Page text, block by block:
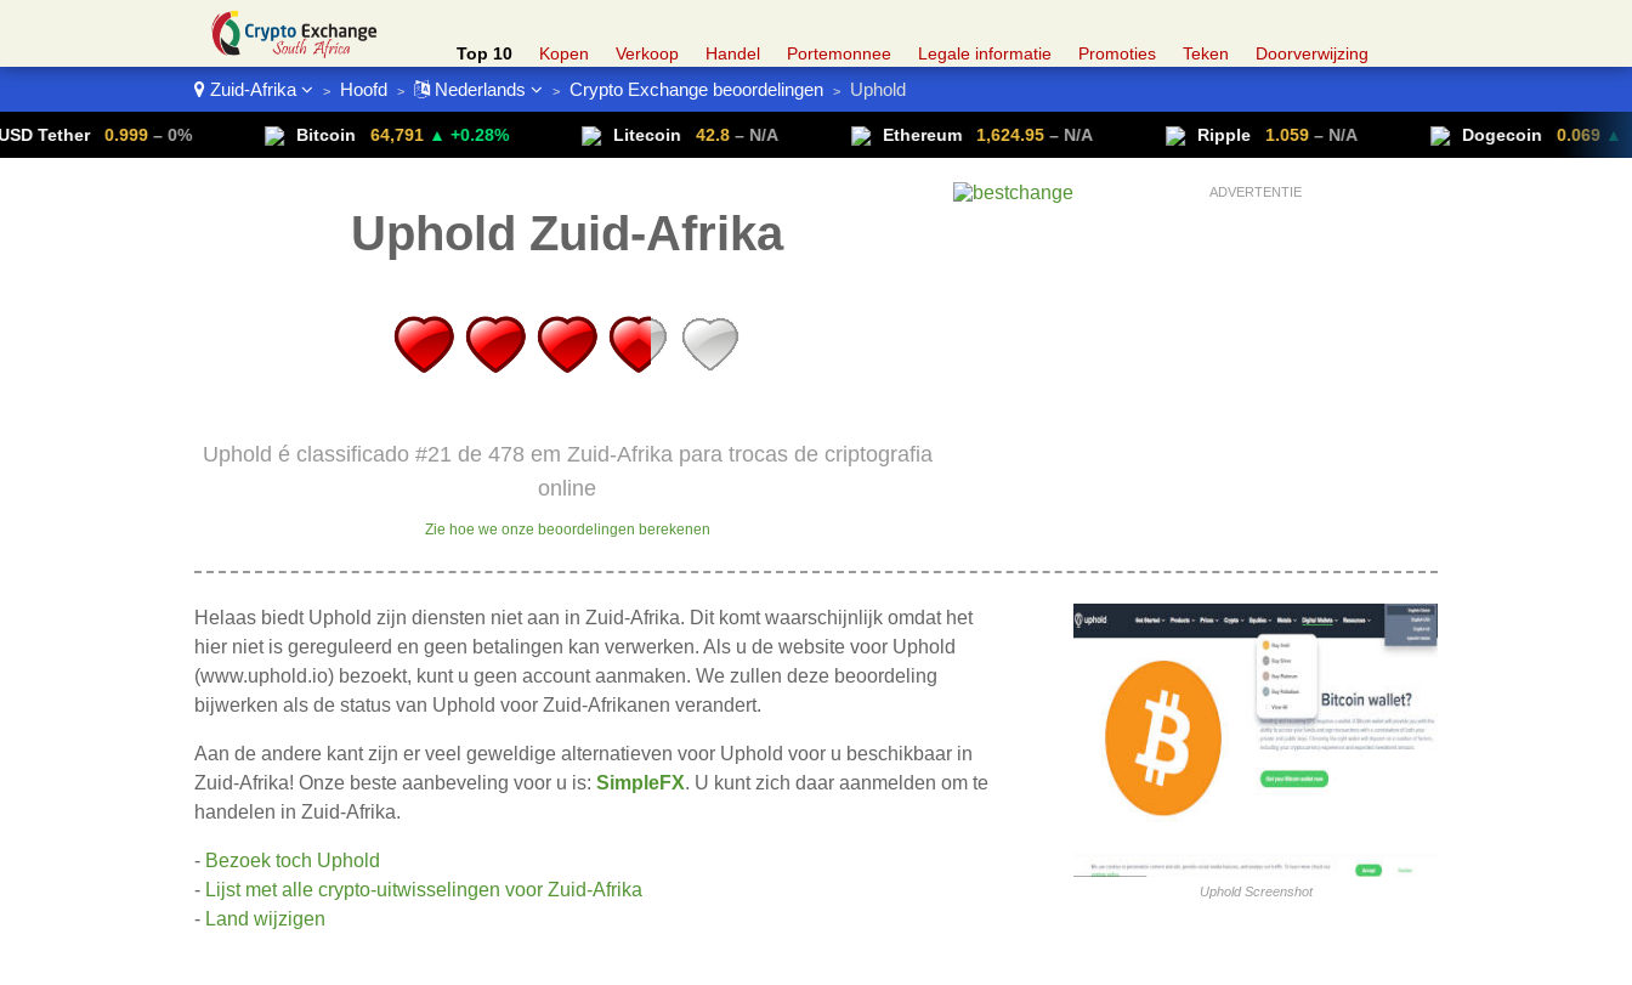
Top 10 Kopen Verkoop Handel Portemonnee Legale informatie Promoties Teken Doorverwijzing
Crypto-lijst Krijg VPN
Zuid-Afrika > Hoofd > Nederlands > Crypto Exchange beoordelingen > Uphold
0.999 – 0% Bitcoin 64,791 ▲ +0.28% Litecoin 42.8 – N/A Ethereum 1,624.95 – N/A Ripple 1.059 – N/A Dogecoin 0.069 ▲ +0.70%
ADVERTENTIE
Uphold Zuid-Afrika
Uphold é classificado #21 de 478 em Zuid-Afrika para trocas de criptografia
online
Zie hoe we onze beoordelingen berekenen
Uphold Screenshot
Helaas biedt Uphold zijn diensten niet aan in Zuid-Afrika. Dit komt waarschijnlijk omdat het
hier niet is gereguleerd en geen betalingen kan verwerken. Als u de website voor Uphold
(www.uphold.io) bezoekt, kunt u geen account aanmaken. We zullen deze beoordeling
bijwerken als de status van Uphold voor Zuid-Afrikanen verandert.
Aan de andere kant zijn er veel geweldige alternatieven voor Uphold voor u beschikbaar in
Zuid-Afrika! Onze beste aanbeveling voor u is: SimpleFX. U kunt zich daar aanmelden om te
handelen in Zuid-Afrika.
- Bezoek toch Uphold
- Lijst met alle crypto-uitwisselingen voor Zuid-Afrika
- Land wijzigen